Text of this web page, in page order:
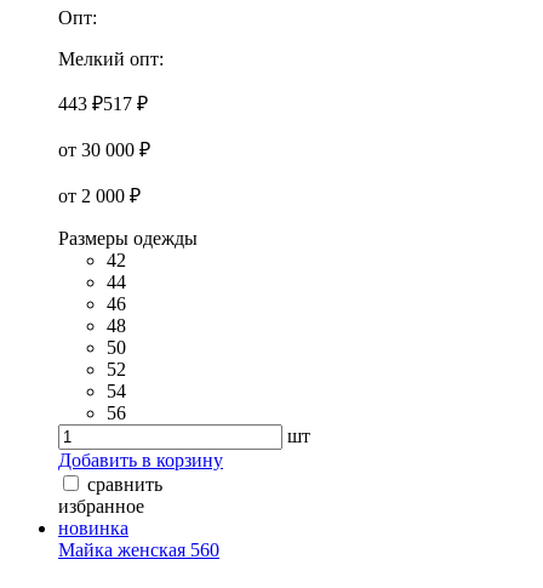
Опт:
Мелкий опт:
443 ₽517 ₽
от 30 000 ₽
от 2 000 ₽
Размеры одежды
42
44
46
48
50
52
54
56
шт
Добавить в корзину
сравнить
избранное
новинка
Майка женская 560